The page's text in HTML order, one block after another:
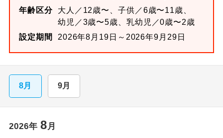
年齢区分
大人／12歳〜、子供／6歳〜11歳、
幼児／3歳〜5歳、乳幼児／0歳〜2歳
設定期間
2026年8月19日～2026年9月29日
8月 9月
2026年 8月